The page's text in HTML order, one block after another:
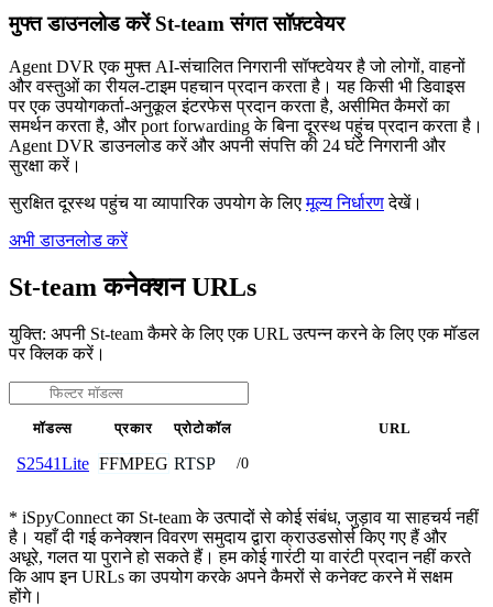
मुफ्त डाउनलोड करें St-team संगत सॉफ़्टवेयर
Agent DVR एक मुफ्त AI-संचालित निगरानी सॉफ्टवेयर है जो लोगों, वाहनों
और वस्तुओं का रीयल-टाइम पहचान प्रदान करता है। यह किसी भी डिवाइस
पर एक उपयोगकर्ता-अनुकूल इंटरफेस प्रदान करता है, असीमित कैमरों का
समर्थन करता है, और port forwarding के बिना दूरस्थ पहुंच प्रदान करता है।
Agent DVR डाउनलोड करें और अपनी संपत्ति की 24 घंटे निगरानी और
सुरक्षा करें।
सुरक्षित दूरस्थ पहुंच या व्यापारिक उपयोग के लिएमूल्य निर्धारणदेखें।
अभी डाउनलोड करें
St-team कनेक्शन URLs
युक्ति: अपनी St-team कैमरे के लिए एक URL उत्पन्न करने के लिए एक मॉडल
पर क्लिक करें।
मॉडल्स प्रकार प्रोटोकॉल URL
S2541Lite FFMPEG RTSP /0
* iSpyConnect का St-team के उत्पादों से कोई संबंध, जुड़ाव या साहचर्य नहीं
है। यहाँ दी गई कनेक्शन विवरण समुदाय द्वारा क्राउडसोर्स किए गए हैं और
अधूरे, गलत या पुराने हो सकते हैं। हम कोई गारंटी या वारंटी प्रदान नहीं करते
कि आप इन URLs का उपयोग करके अपने कैमरों से कनेक्ट करने में सक्षम
होंगे।